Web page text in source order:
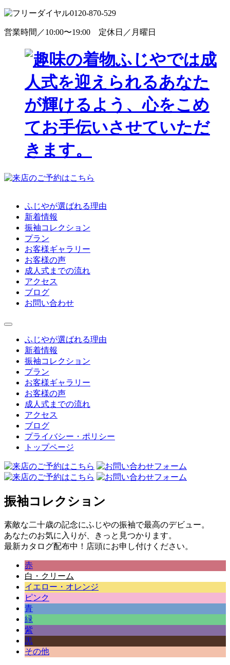
0120-870-529
営業時間／10:00〜19:00 定休日／月曜日
ふじやが選ばれる理由
新着情報
振袖コレクション
プラン
お客様ギャラリー
お客様の声
成人式までの流れ
アクセス
ブログ
お問い合わせ
ふじやが選ばれる理由
新着情報
振袖コレクション
プラン
お客様ギャラリー
お客様の声
成人式までの流れ
アクセス
ブログ
プライバシー・ポリシー
トップページ
振袖コレクション
素敵な二十歳の記念にふじやの振袖で最高のデビュー。
あなたのお気に入りが、きっと見つかります。
最新カタログ配布中！店頭にお申し付けください。
赤
白・クリーム
イエロー・オレンジ
ピンク
青
緑
紫
黒
その他